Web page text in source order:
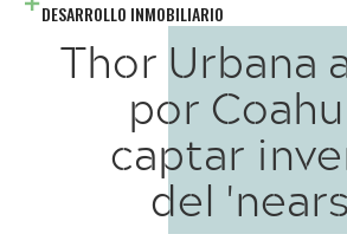
DESARROLLO INMOBILIARIO
Thor Urbana
por
captar
del